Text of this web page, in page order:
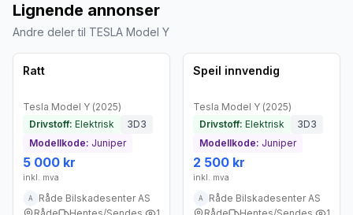
Lignende annonser
Andre deler til TESLA Model Y
Brukt - som ny
Bedrift
Ratt
Tesla Model Y (2025)
Drivstoff: Elektrisk
3D3
Modellkode: Juniper
5 000 kr
inkl. mva
A
Råde Bilskadesenter AS
Bedrift
Speil innvendig
Tesla Model Y (2025)
Drivstoff: Elektrisk
3D3
Modellkode: Juniper
2 500 kr
inkl. mva
A
Råde Bilskadesenter AS